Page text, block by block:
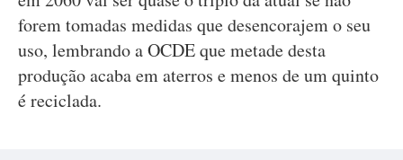
forem tomadas medidas que desencorajem o seu
uso, lembrando a OCDE que metade desta
produção acaba em aterros e menos de um quinto
é reciclada.